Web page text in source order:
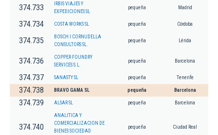
374.733
IRBIS VIAJES Y
EXPEDICIONES SL
pequeña Madrid
374.734 COSTA WORKS SL pequeña Córdoba
374.735
BOSCH I CORNUDELLA
CONSULTORS SL.
pequeña Lérida
374.736
COPPER FOUNDRY
SERVICES S.L.
pequeña Barcelona
374.737 SANASTY SL pequeña Tenerife
374.738 BRAVO GAMA SL pequeña Barcelona
374.739 ALSAR SL pequeña Barcelona
374.740
ANALITICA Y
COMERCIALIZACION DE
BIENES SOCIEDAD
pequeña Ciudad Real